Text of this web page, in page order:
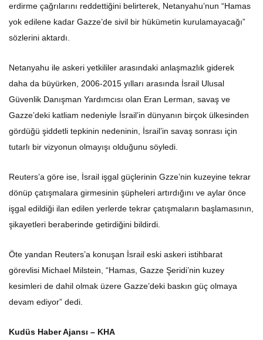
erdirme çağrılarını reddettiğini belirterek, Netanyahu’nun “Hamas
yok edilene kadar Gazze’de sivil bir hükümetin kurulamayacağı”
sözlerini aktardı.
Netanyahu ile askeri yetkililer arasındaki anlaşmazlık giderek
daha da büyürken, 2006-2015 yılları arasında İsrail Ulusal
Güvenlik Danışman Yardımcısı olan Eran Lerman, savaş ve
Gazze’deki katliam nedeniyle İsrail’in dünyanın birçok ülkesinden
gördüğü şiddetli tepkinin nedeninin, İsrail’in savaş sonrası için
tutarlı bir vizyonun olmayışı olduğunu söyledi.
Reuters’a göre ise, İsrail işgal güçlerinin Gzze’nin kuzeyine tekrar
dönüp çatışmalara girmesinin şüpheleri artırdığını ve aylar önce
işgal edildiği ilan edilen yerlerde tekrar çatışmaların başlamasının,
şikayetleri beraberinde getirdiğini bildirdi.
Öte yandan Reuters’a konuşan İsrail eski askeri istihbarat
görevlisi Michael Milstein, “Hamas, Gazze Şeridi’nin kuzey
kesimleri de dahil olmak üzere Gazze’deki baskın güç olmaya
devam ediyor” dedi.
Kudüs Haber Ajansı – KHA